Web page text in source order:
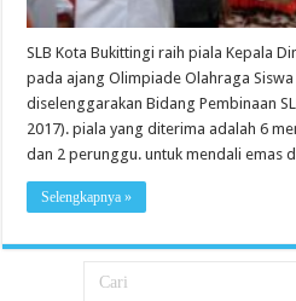
SLB Kota Bukittingi raih piala Kepala
pada ajang Olimpiade Olahraga Siswa
diselenggarakan Bidang Pembinaan
2017). piala yang diterima adalah 6
dan 2 perunggu. untuk mendali emas
Selengkapnya »